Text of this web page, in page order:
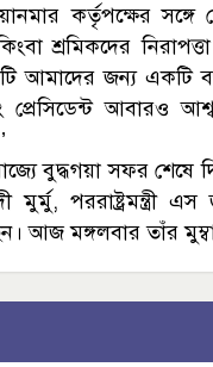
কর্তৃপক্ষের সঙ্গে
শ্রমিকদের
আমাদের জন্য একটি বড়
প্রেসিডেন্ট আবারও
বুদ্ধগয়া সফর শেষে
মুর্মু,
আজ মঙ্গলবার তাঁর